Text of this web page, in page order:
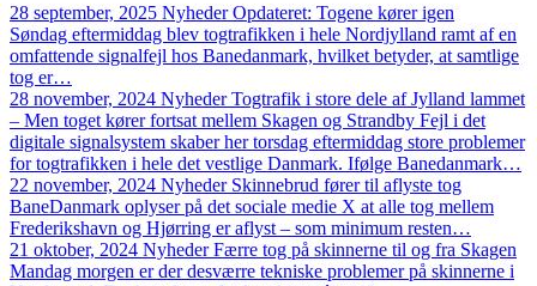
28 september, 2025 Nyheder Opdateret: Togene kører igen
Søndag eftermiddag blev togtrafikken i hele Nordjylland ramt af en
omfattende signalfejl hos Banedanmark, hvilket betyder, at samtlige
tog er…
28 november, 2024 Nyheder Togtrafik i store dele af Jylland lammet
– Men toget kører fortsat mellem Skagen og Strandby Fejl i det
digitale signalsystem skaber her torsdag eftermiddag store problemer
for togtrafikken i hele det vestlige Danmark. Ifølge Banedanmark…
22 november, 2024 Nyheder Skinnebrud fører til aflyste tog
BaneDanmark oplyser på det sociale medie X at alle tog mellem
Frederikshavn og Hjørring er aflyst – som minimum resten…
21 oktober, 2024 Nyheder Færre tog på skinnerne til og fra Skagen
Mandag morgen er der desværre tekniske problemer på skinnerne i